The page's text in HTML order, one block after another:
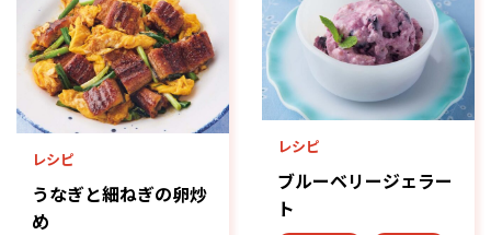
レシピ
うなぎと細ねぎの卵炒
め
レシピ
ブルーベリージェラー
ト